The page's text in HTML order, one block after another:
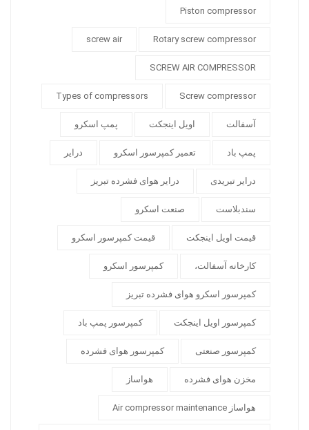
Piston compressor
Rotary screw compressor
screw air
SCREW AIR COMPRESSOR
Screw compressor
Types of compressors
آسفالت اویل اینجکت پمپ اسکرو
پمپ باد تعمیر کمپرسور اسکرو درایر
درایر تبریدی درایر هوای فشرده تبریز
سندبلاست صنعت اسکرو
قیمت اویل اینجکت قیمت کمپرسور اسکرو
کارخانه آسفالت، کمپرسور اسکرو
کمپرسور اسکرو هوای فشرده تبریز
کمپرسور اویل اینجکت کمپرسور پمپ باد
کمپرسور صنعتی کمپرسور هوای فشرده
مخزن هوای فشرده هواساز
هواساز Air compressor maintenance